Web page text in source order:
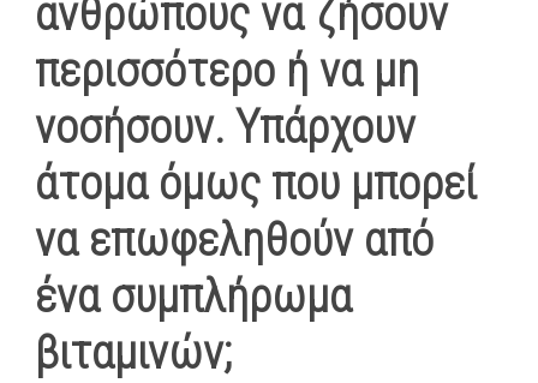
ανθρώπους να ζήσουν
περισσότερο ή να μη
νοσήσουν. Υπάρχουν
άτομα όμως που μπορεί
να επωφεληθούν από
ένα συμπλήρωμα
βιταμινών;